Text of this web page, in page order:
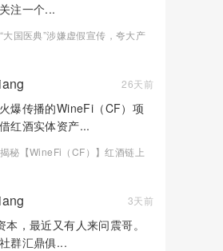
注一个...
“大国医典”涉嫌虚假宣传，夸大产
26天前
爆传播的WineFi（CF）项
红酒实体资产...
揭秘【WineFi（CF）】红酒链上
3天前
本，最近又有人来问震哥。
群汇鼎俱...